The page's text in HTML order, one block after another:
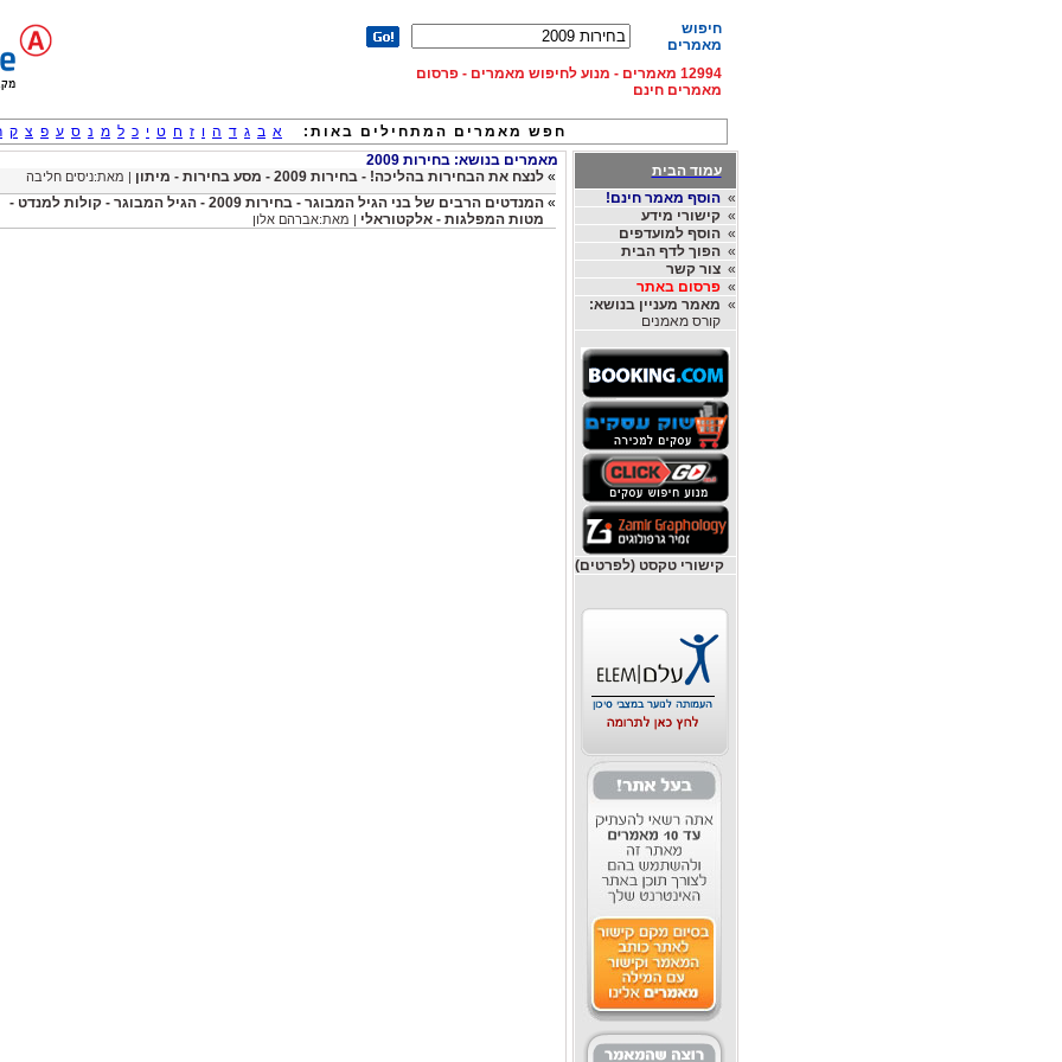
חיפוש
מאמרים
12994 מאמרים - מנוע לחיפוש מאמרים - פרסום
מאמרים חינם
חפש מאמרים המתחילים באות: א ב ג ד ה ו ז ח ט י כ ל מ נ ס ע פ צ ק
עמוד הבית
»הוסף מאמר חינם!
»קישורי מידע
»הוסף למועדפים
»הפוך לדף הבית
»צור קשר
»פרסום באתר
» מאמר מעניין בנושא:
קורס מאמנים
קישורי טקסט (לפרטים)
מאמרים בנושא: בחירות 2009
» לנצח את הבחירות בהליכה! - בחירות 2009 - מסע בחירות - מיתון | מאת:ניסים חליבה
»
המנדטים הרבים של בני הגיל המבוגר - בחירות 2009 - הגיל המבוגר - קולות למנדט -
מטות המפלגות - אלקטוראלי | מאת:אברהם אלון